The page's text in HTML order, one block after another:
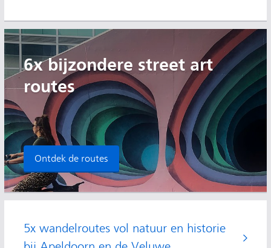
6x bijzondere street art
routes
Ontdek de routes
5x wandelroutes vol natuur en historie